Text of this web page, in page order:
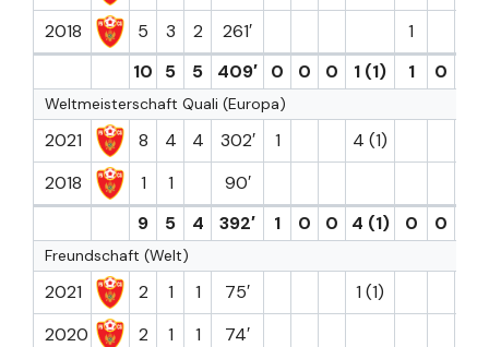
2018 5 3 2 261′
1
10
5 5 409′ 0 0 0 1 (1) 1 0
Weltmeisterschaft Quali (Europa)
2021 8 4 4 302′ 1 4 (1)
2018 1 1
90′
9
5 4 392′ 1 0 0 4 (1) 0 0
Freundschaft (Welt)
2021 2 1 1 75′
1 (1)
2020
2 1 1
74′